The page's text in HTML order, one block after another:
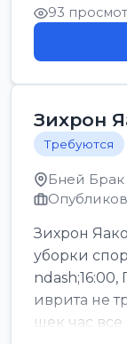
93
Зихрон
Требуются
Бней Брак
Зихрон
уборки
иврита не
шек час